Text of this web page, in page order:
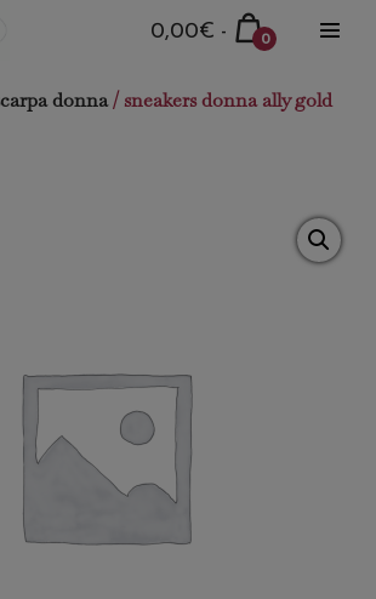
Carrello
spesa
0,00€ -
0
carrello
donna/ sneakers donna ally gold